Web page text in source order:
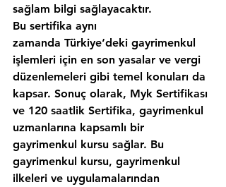
sağlam bilgi sağlayacaktır.
Bu sertifika aynı
zamanda Türkiye‘deki gayrimenkul
işlemleri için en son yasalar ve vergi
düzenlemeleri gibi temel konuları da
kapsar. Sonuç olarak, Myk Sertifikası
ve 120 saatlik Sertifika, gayrimenkul
uzmanlarına kapsamlı bir
gayrimenkul kursu sağlar. Bu
gayrimenkul kursu, gayrimenkul
ilkeleri ve uygulamalarından